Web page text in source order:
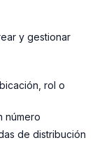
y gestionar
rol o
número
de distribución